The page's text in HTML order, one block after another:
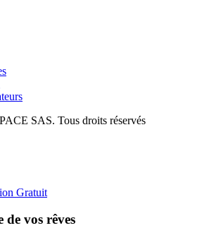
SAS. Tous droits réservés
Gratuit
de vos rêves